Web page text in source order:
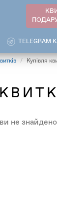
TELEGRAM
Купівля
не